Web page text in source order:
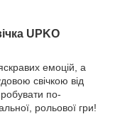
UPKO
емоцій, а
свічкою від
по-
рольової гри!